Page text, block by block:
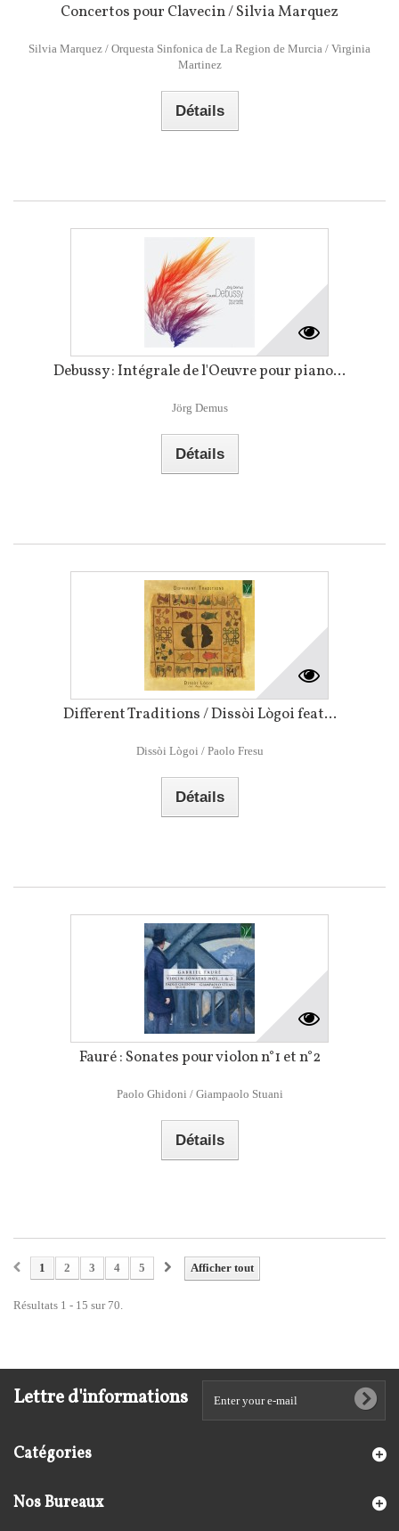
Concertos pour Clavecin / Silvia Marquez
Silvia Marquez / Orquesta Sinfonica de La Region de Murcia / Virginia
Martinez
Détails
Debussy : Intégrale de l'Oeuvre pour piano...
Jörg Demus
Détails
Different Traditions / Dissòi Lògoi feat...
Dissòi Lògoi / Paolo Fresu
Détails
Fauré : Sonates pour violon n°1 et n°2
Paolo Ghidoni / Giampaolo Stuani
Détails
Afficher tout
1 2 3 4 5
Résultats 1 - 15 sur 70.
Lettre d'informations
Catégories
Nos Bureaux